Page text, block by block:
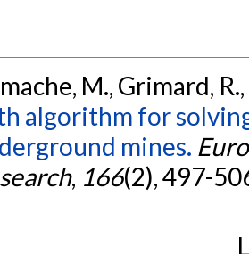
M., Grimard,
algorithm for
mines.
, 166(2), 497-